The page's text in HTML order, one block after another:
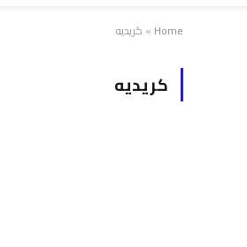
Home
» كريديه
كريديه